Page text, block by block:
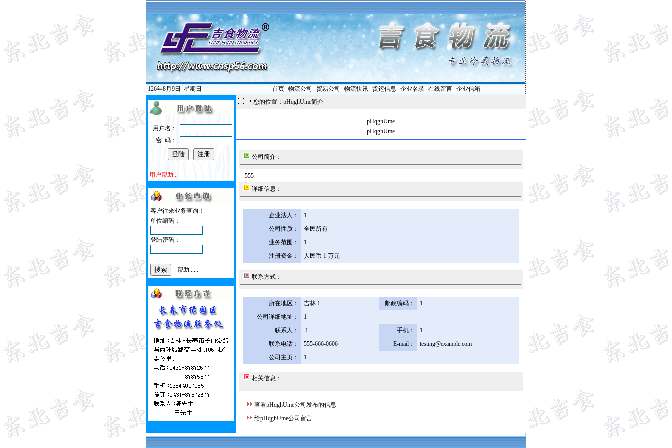
126年8月9日 星期日 首页| 物流公司 贸易公司 物流快讯| 货运信息 企业名录| 在线留言| 企业信箱
用户名：
密 码：
用户帮助...
客户往来业务查询！
单位编码：
登陆密码：
帮助......
您的位置：pHqghUme简介
pHqghUme
pHqghUme
公司简介：
555
详细信息：
企业法人：
1
公司性质：
全民所有
业务范围：
1
注册资金：
人民币 1 万元
联系方式：
所在地区： 吉林 1 邮政编码：
1
公司详细地址：
1
联系人：
1 手机：
1
联系电话：
555-666-0606 E-mail：
testing@example.com
公司主页：
1
相关信息：
查看pHqghUme公司发布的信息
给pHqghUme公司留言